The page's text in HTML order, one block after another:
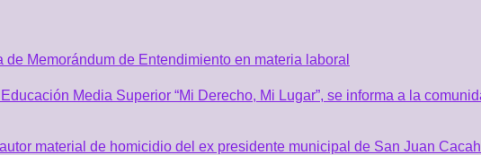
Memorándum de Entendimiento en materia laboral
Media Superior “Mi Derecho, Mi Lugar”, se informa a la
material de homicidio del ex presidente municipal de San Juan